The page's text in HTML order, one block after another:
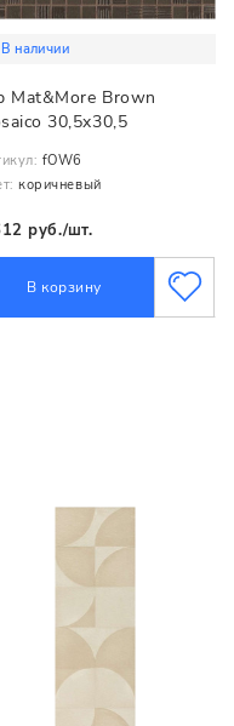
В наличии
Mat&More Brown
30,5x30,5
fOW6
коричневый
руб./шт.
В корзину